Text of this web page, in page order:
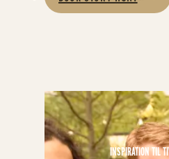
INSPIRATION TIL